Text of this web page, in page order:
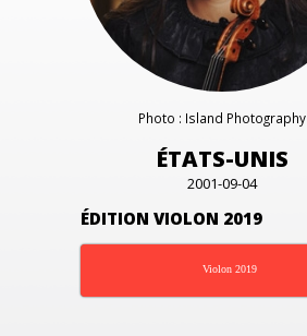
Photo : Island Photography
ÉTATS-UNIS
2001-09-04
ÉDITION VIOLON 2019
Violon 2019